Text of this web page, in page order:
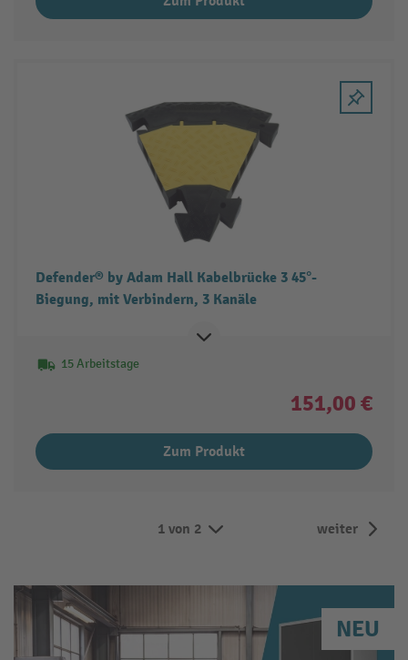
Defender® by Adam Hall Kabelbrücke 3 45°-
Biegung, mit Verbindern, 3 Kanäle
15 Arbeitstage
151,00 €
Zum Produkt
1 von 2 weiter
NEU